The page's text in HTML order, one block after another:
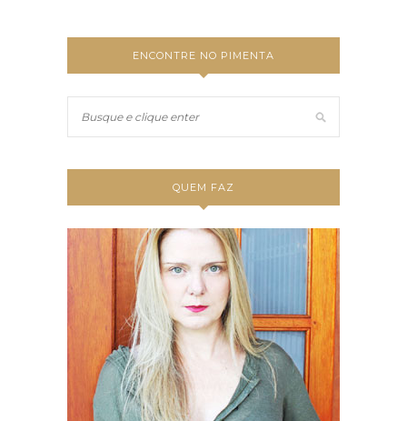
ENCONTRE NO PIMENTA
QUEM FAZ